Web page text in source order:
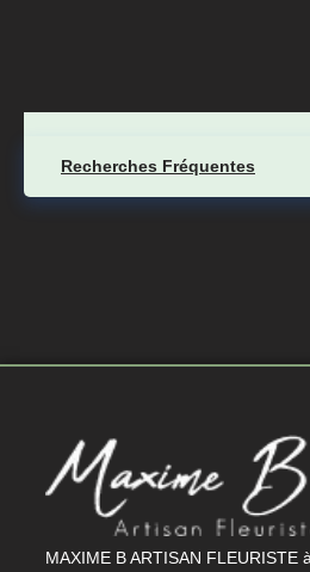
Recherches Fréquentes
MAXIME B ARTISAN